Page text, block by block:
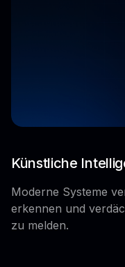
Künstliche
Moderne Systeme
erkennen und
zu melden.